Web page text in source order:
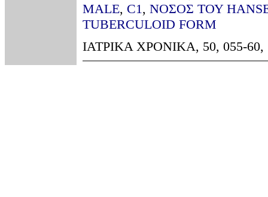
MALE, C1 , ΝΟΣΟΣ ΤΟΥ
TUBERCULOID FORM
ΙΑΤΡΙΚΑ ΧΡΟΝΙΚΑ, 50, 055-60,